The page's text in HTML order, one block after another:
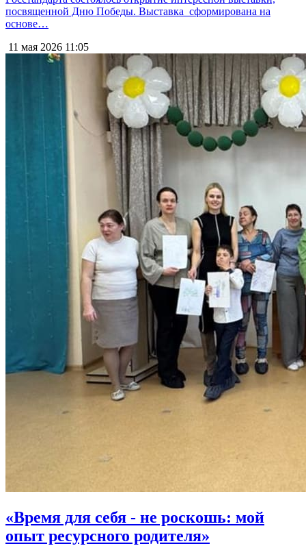
посвященной Дню Победы. Выставка сформирована на
основе…
11 мая 2026 11:05
«Время для себя - не роскошь: мой
опыт ресурсного родителя»